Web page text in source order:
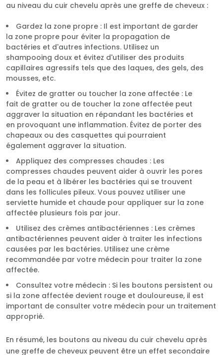
au niveau du cuir chevelu après une greffe de cheveux :
Gardez la zone propre : Il est important de garder
la zone propre pour éviter la propagation de
bactéries et d'autres infections. Utilisez un
shampooing doux et évitez d'utiliser des produits
capillaires agressifs tels que des laques, des gels, des
mousses, etc.
Évitez de gratter ou toucher la zone affectée : Le
fait de gratter ou de toucher la zone affectée peut
aggraver la situation en répandant les bactéries et
en provoquant une inflammation. Évitez de porter des
chapeaux ou des casquettes qui pourraient
également aggraver la situation.
Appliquez des compresses chaudes : Les
compresses chaudes peuvent aider à ouvrir les pores
de la peau et à libérer les bactéries qui se trouvent
dans les follicules pileux. Vous pouvez utiliser une
serviette humide et chaude pour appliquer sur la zone
affectée plusieurs fois par jour.
Utilisez des crèmes antibactériennes : Les crèmes
antibactériennes peuvent aider à traiter les infections
causées par les bactéries. Utilisez une crème
recommandée par votre médecin pour traiter la zone
affectée.
Consultez votre médecin : Si les boutons persistent ou
si la zone affectée devient rouge et douloureuse, il est
important de consulter votre médecin pour un traitement
approprié.
En résumé, les boutons au niveau du cuir chevelu après
une greffe de cheveux peuvent être un effet secondaire